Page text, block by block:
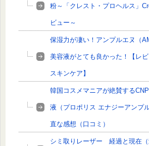
粉～「クレスト・プロヘルス」
ビュー～
保湿力が凄い！アンプルエヌ（
美容液がとても良かった！【レ
スキンケア】
韓国コスメマニアが絶賛する
液（プロポリス エナジーアンプ
直な感想（口コミ）
シミ取りレーザー 経過と現在（